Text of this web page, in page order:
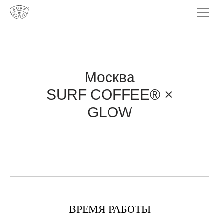
Москва
SURF COFFEE® ×
GLOW
ВРЕМЯ РАБОТЫ